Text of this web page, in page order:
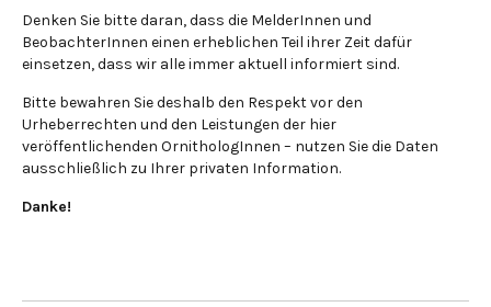
Denken Sie bitte daran, dass die MelderInnen und
BeobachterInnen einen erheblichen Teil ihrer Zeit dafür
einsetzen, dass wir alle immer aktuell informiert sind.
Bitte bewahren Sie deshalb den Respekt vor den
Urheberrechten und den Leistungen der hier
veröffentlichenden OrnithologInnen – nutzen Sie die Daten
ausschließlich zu Ihrer privaten Information.
Danke!